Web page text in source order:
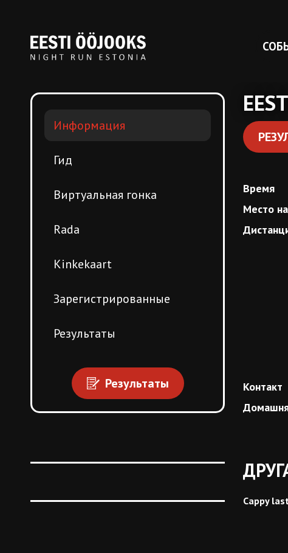
Информация
Гид
Виртуальная гонка
Rada
Kinkekaart
Зарегистрированные
Результаты
Результаты
Время
Место
Контакт
Cappy